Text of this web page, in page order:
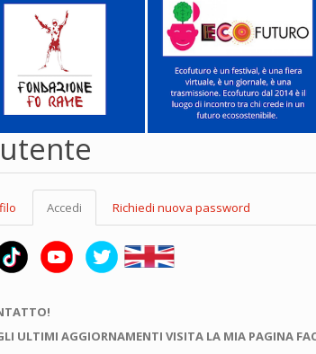
Accedi (scheda
attiva)
Richiedi nuova password
ULTIMI AGGIORNAMENTI VISITA LA MIA PAGINA